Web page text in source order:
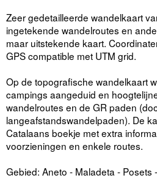
Zeer gedetailleerde wandelkaart
ingetekende wandelroutes en
maar uitstekende kaart.
GPS compatible met UTM grid.
Op de topografische wandelkaart
campings aangeduid en
wandelroutes en de GR paden
langeafstandswandelpaden). De
Catalaans boekje met extra
voorzieningen en enkele routes.
Gebied: Aneto - Maladeta - Posets